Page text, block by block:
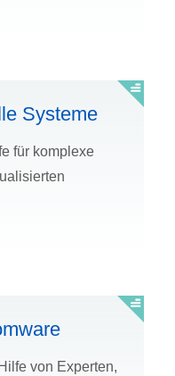
Systeme
für komplexe
von Experten,